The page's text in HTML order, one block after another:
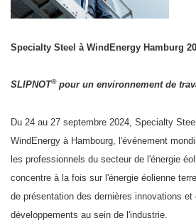
Specialty Steel à
SLIPNOT®pour un environnement de
Du 24 au 27 septembre 2024, Specialty
WindEnergy à Hambourg, l'événement
les professionnels du secteur de l'énergie
concentre à la fois sur l'énergie éolienne
de présentation des dernières innovations et
développements au sein de l'industrie.